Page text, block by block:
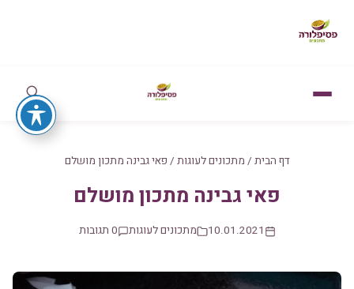
דף הבית / מתכונים לעוגות / פאי גבינה מתכון מושלם
פאי גבינה מתכון מושלם
10.01.2021 מתכונים לעוגות 0 תגובות